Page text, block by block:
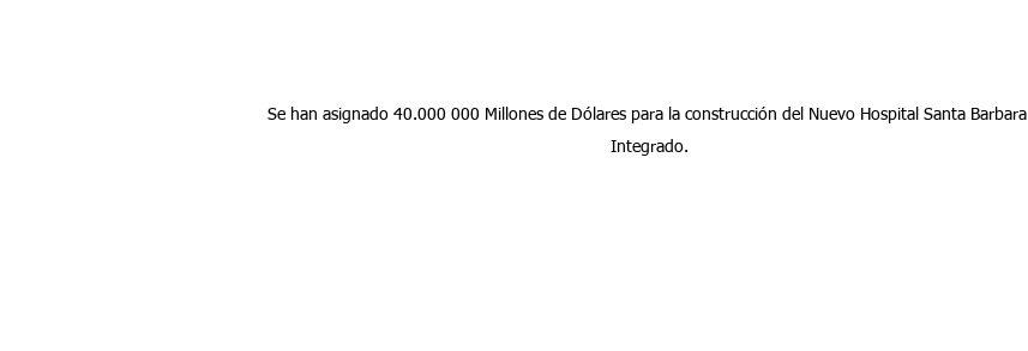
Se han asignado 40.000 000 Millones de Dólares para la construcción del Nuevo Hospital Santa Barbara
Integrado.